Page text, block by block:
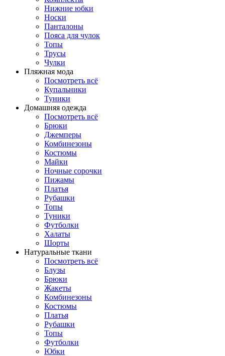
Нижние юбки
Носки
Панталоны
Поясa для чулок
Топы
Трусы
Чулки
Пляжная мода
Посмотреть всё
Купальники
Туники
Домашняя одежда
Посмотреть всё
Брюки
Джемперы
Комбинезоны
Костюмы
Майки
Ночные сорочки
Пижамы
Платья
Рубашки
Топы
Туники
Футболки
Халаты
Шорты
Натуральные ткани
Посмотреть всё
Блузы
Брюки
Жакеты
Комбинезоны
Костюмы
Платья
Рубашки
Топы
Футболки
Юбки